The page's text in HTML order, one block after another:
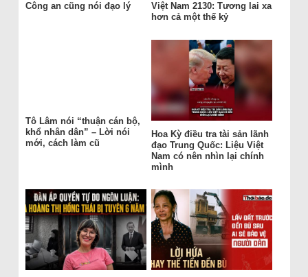
Công an cũng nói đạo lý
Việt Nam 2130: Tương lai xa
hơn cả một thế kỷ
Tô Lâm nói “thuận cán bộ,
khổ nhân dân” – Lời nói
mới, cách làm cũ
Hoa Kỳ điều tra tài sản lãnh
đạo Trung Quốc: Liệu Việt
Nam có nên nhìn lại chính
mình